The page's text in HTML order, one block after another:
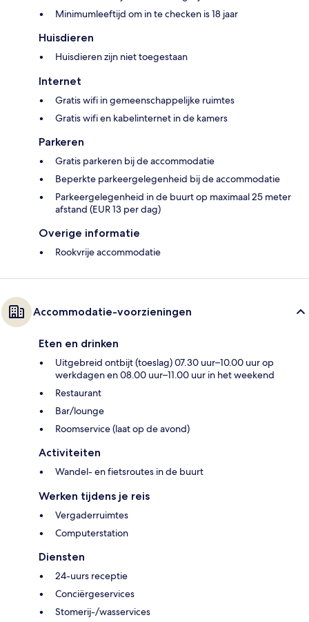
Minimumleeftijd om in te checken is 18 jaar
Huisdieren
Huisdieren zijn niet toegestaan
Internet
Gratis wifi in gemeenschappelijke ruimtes
Gratis wifi en kabelinternet in de kamers
Parkeren
Gratis parkeren bij de accommodatie
Beperkte parkeergelegenheid bij de accommodatie
Parkeergelegenheid in de buurt op maximaal 25 meter
afstand (EUR 13 per dag)
Overige informatie
Rookvrije accommodatie
Accommodatie-voorzieningen
Eten en drinken
Uitgebreid ontbijt (toeslag) 07.30 uur–10.00 uur op
werkdagen en 08.00 uur–11.00 uur in het weekend
Restaurant
Bar/lounge
Roomservice (laat op de avond)
Activiteiten
Wandel- en fietsroutes in de buurt
Werken tijdens je reis
Vergaderruimtes
Computerstation
Diensten
24-uurs receptie
Conciërgeservices
Stomerij-/wasservices